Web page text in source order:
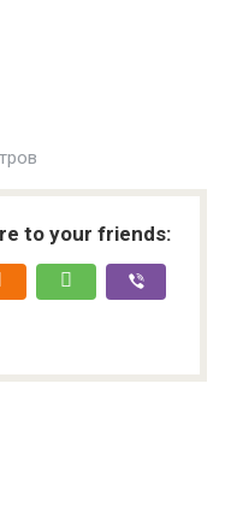
to your friends: